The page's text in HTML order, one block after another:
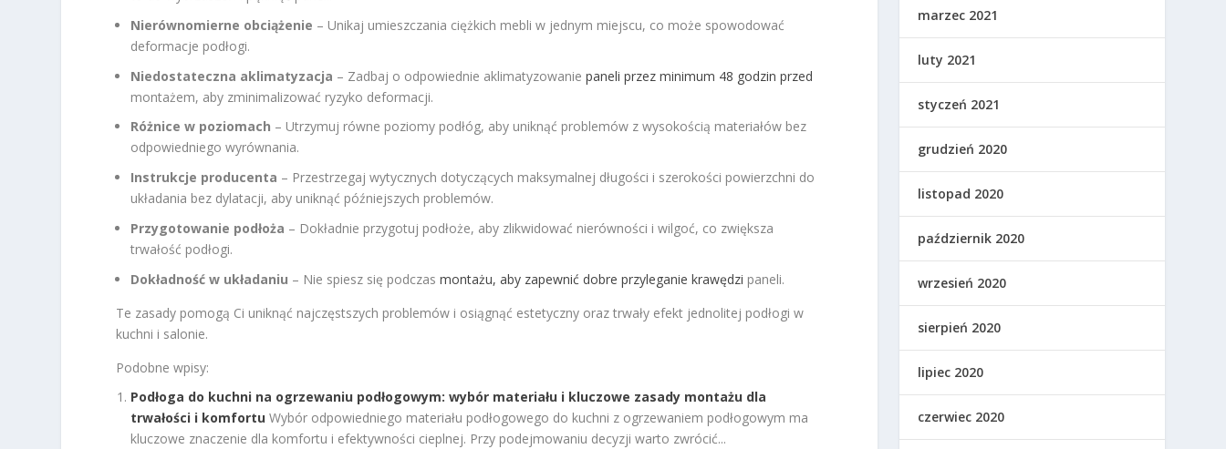
Nierównomierne obciążenie – Unikaj umieszczania ciężkich mebli w jednym miejscu, co może spowodować
deformacje podłogi.
Niedostateczna aklimatyzacja – Zadbaj o odpowiednie aklimatyzowaniepaneli przez minimum 48 godzin przed
montażem, aby zminimalizować ryzyko deformacji.
Różnice w poziomach – Utrzymuj równe poziomy podłóg, aby uniknąć problemów z wysokością materiałów bez
odpowiedniego wyrównania.
Instrukcje producenta – Przestrzegaj wytycznych dotyczących maksymalnej długości i szerokości powierzchni do
układania bez dylatacji, aby uniknąć późniejszych problemów.
Przygotowanie podłoża – Dokładnie przygotuj podłoże, aby zlikwidować nierówności i wilgoć, co zwiększa
trwałość podłogi.
Dokładność w układaniu – Nie spiesz się podczasmontażu, aby zapewnić dobre przyleganie krawędzi paneli.
Te zasady pomogą Ci uniknąć najczęstszych problemów i osiągnąć estetyczny oraz trwały efekt jednolitej podłogi w
kuchni i salonie.
Podobne wpisy:
Podłoga do kuchni na ogrzewaniu podłogowym: wybór materiału i kluczowe zasady montażu dla
trwałości i komfortu Wybór odpowiedniego materiału podłogowego do kuchni z ogrzewaniem podłogowym ma
kluczowe znaczenie dla komfortu i efektywności cieplnej. Przy podejmowaniu decyzji warto zwrócić...
marzec 2021
luty 2021
styczeń 2021
grudzień 2020
listopad 2020
październik 2020
wrzesień 2020
sierpień 2020
lipiec 2020
czerwiec 2020